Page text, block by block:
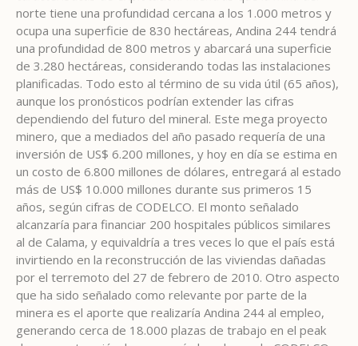
norte tiene una profundidad cercana a los 1.000 metros y
ocupa una superficie de 830 hectáreas, Andina 244 tendrá
una profundidad de 800 metros y abarcará una superficie
de 3.280 hectáreas, considerando todas las instalaciones
planificadas. Todo esto al término de su vida útil (65 años),
aunque los pronósticos podrían extender las cifras
dependiendo del futuro del mineral. Este mega proyecto
minero, que a mediados del año pasado requería de una
inversión de US$ 6.200 millones, y hoy en día se estima en
un costo de 6.800 millones de dólares, entregará al estado
más de US$ 10.000 millones durante sus primeros 15
años, según cifras de CODELCO. El monto señalado
alcanzaría para financiar 200 hospitales públicos similares
al de Calama, y equivaldría a tres veces lo que el país está
invirtiendo en la reconstrucción de las viviendas dañadas
por el terremoto del 27 de febrero de 2010. Otro aspecto
que ha sido señalado como relevante por parte de la
minera es el aporte que realizaría Andina 244 al empleo,
generando cerca de 18.000 plazas de trabajo en el peak